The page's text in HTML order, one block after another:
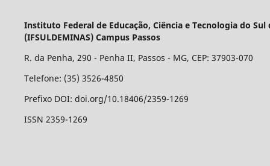
Instituto Federal de Educação, Ciência e Tecnologia do Sul
(IFSULDEMINAS) Campus Passos
R. da Penha, 290 - Penha II, Passos - MG, CEP: 37903-070
Telefone: (35) 3526-4850
Prefixo DOI: doi.org/10.18406/2359-1269
ISSN 2359-1269